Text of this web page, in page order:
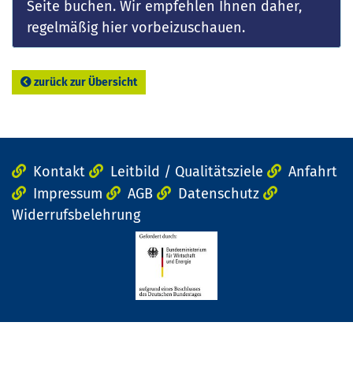
Seite buchen. Wir empfehlen Ihnen daher,
regelmäßig hier vorbeizuschauen.
zurück zur Übersicht
Kontakt Leitbild / Qualitätsziele
Anfahrt
Impressum
AGB
Datenschutz
Widerrufsbelehrung